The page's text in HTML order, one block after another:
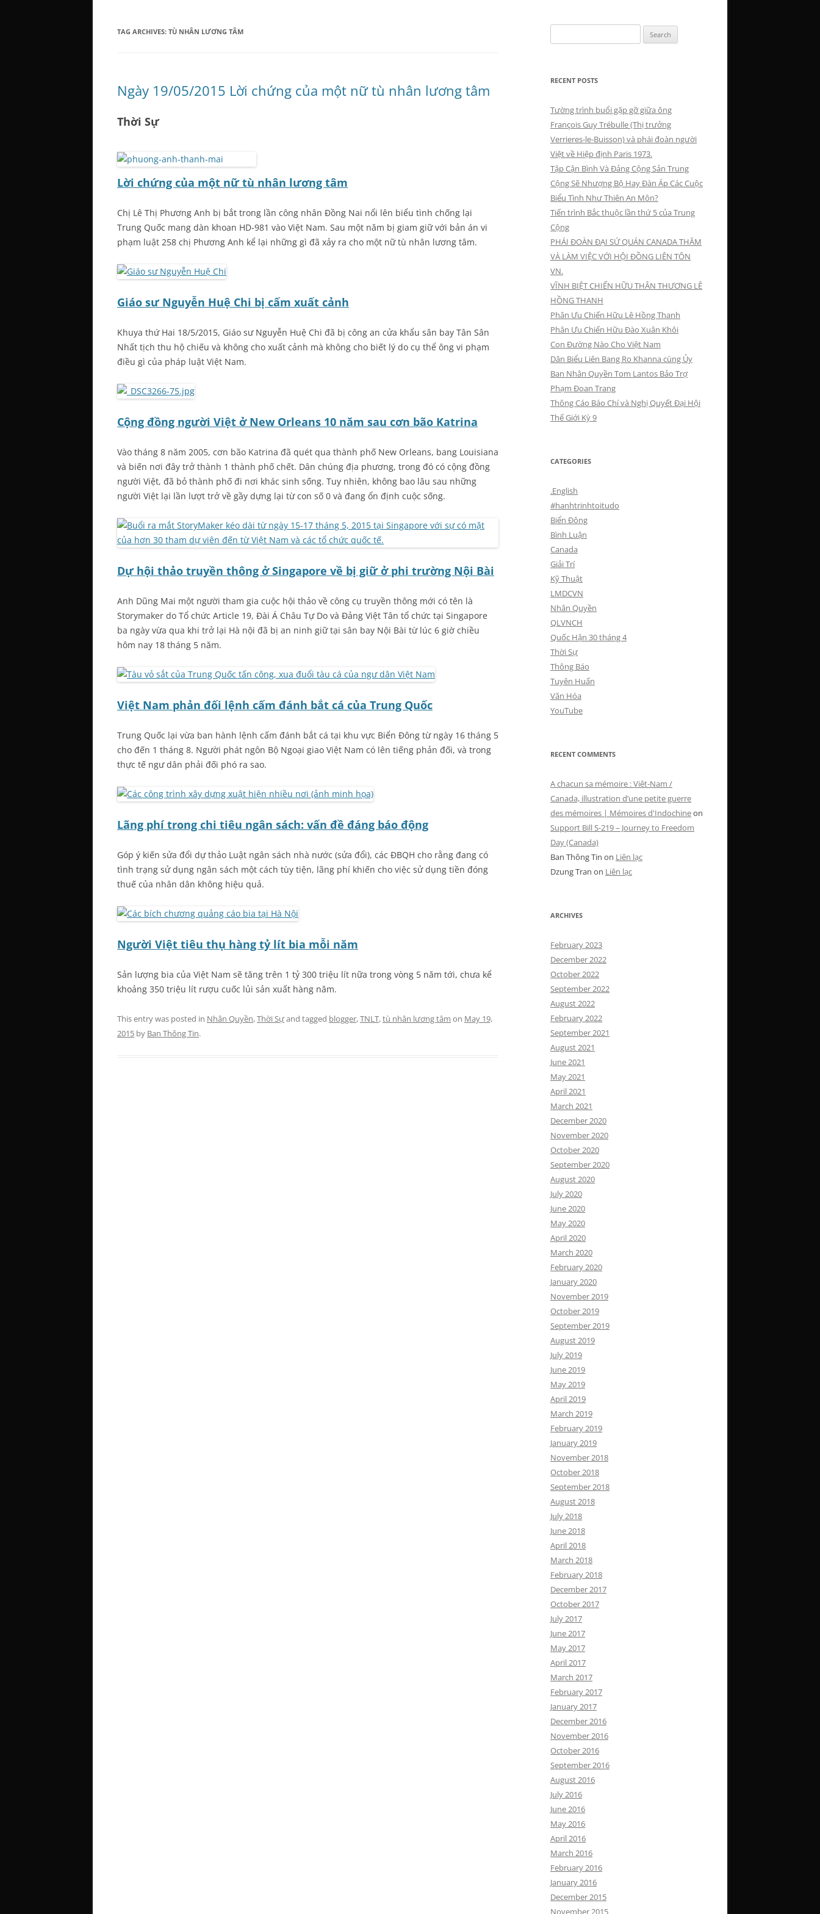
TAG ARCHIVES: TÙ NHÂN LƯƠNG TÂM
Ngày 19/05/2015 Lời chứng của một nữ tù nhân lương tâm
Thời Sự
Lời chứng của một nữ tù nhân lương tâm
Chị Lê Thị Phương Anh bị bắt trong lần công nhân Đồng Nai nổi lên biểu tình chống lại
Trung Quốc mang dàn khoan HD-981 vào Việt Nam. Sau một năm bị giam giữ với bản án vi
phạm luật 258 chị Phương Anh kể lại những gì đã xảy ra cho một nữ tù nhân lương tâm.
Giáo sư Nguyễn Huệ Chi bị cấm xuất cảnh
Khuya thứ Hai 18/5/2015, Giáo sư Nguyễn Huệ Chi đã bị công an cửa khẩu sân bay Tân Sân
Nhất tịch thu hộ chiếu và không cho xuất cảnh mà không cho biết lý do cụ thể ông vi phạm
điều gì của pháp luật Việt Nam.
Cộng đồng người Việt ở New Orleans 10 năm sau cơn bão Katrina
Vào tháng 8 năm 2005, cơn bão Katrina đã quét qua thành phố New Orleans, bang Louisiana
và biến nơi đây trở thành 1 thành phố chết. Dân chúng địa phương, trong đó có cộng đồng
người Việt, đã bỏ thành phố đi nơi khác sinh sống. Tuy nhiên, không bao lâu sau những
người Việt lại lần lượt trở về gầy dựng lại từ con số 0 và đang ổn định cuộc sống.
Dự hội thảo truyền thông ở Singapore về bị giữ ở phi trường Nội Bài
Anh Dũng Mai một người tham gia cuộc hội thảo về công cụ truyền thông mới có tên là
Storymaker do Tổ chức Article 19, Đài Á Châu Tự Do và Đảng Việt Tân tổ chức tại Singapore
ba ngày vừa qua khi trở lại Hà nội đã bị an ninh giữ tại sân bay Nội Bài từ lúc 6 giờ chiều
hôm nay 18 tháng 5 năm.
Việt Nam phản đối lệnh cấm đánh bắt cá của Trung Quốc
Trung Quốc lại vừa ban hành lệnh cấm đánh bắt cá tại khu vực Biển Đông từ ngày 16 tháng 5
cho đến 1 tháng 8. Người phát ngôn Bộ Ngoại giao Việt Nam có lên tiếng phản đối, và trong
thực tế ngư dân phải đối phó ra sao.
Lãng phí trong chi tiêu ngân sách: vấn đề đáng báo động
Góp ý kiến sửa đổi dự thảo Luật ngân sách nhà nước (sửa đổi), các ĐBQH cho rằng đang có
tình trạng sử dụng ngân sách một cách tùy tiện, lãng phí khiến cho việc sử dụng tiền đóng
thuế của nhân dân không hiệu quả.
Người Việt tiêu thụ hàng tỷ lít bia mỗi năm
Sản lượng bia của Việt Nam sẽ tăng trên 1 tỷ 300 triệu lít nữa trong vòng 5 năm tới, chưa kể
khoảng 350 triệu lít rượu cuốc lủi sản xuất hàng năm.
This entry was posted in Nhân Quyền,Thời Sựand tagged blogger,TNLT,tù nhân lương tâm on May 19,
2015 by Ban Thông Tin.
for:
RECENT POSTS
Tường trình buổi gặp gỡ giữa ông
François Guy Trébulle (Thị trưởng
Verrieres-le-Buisson) và phái đoàn người
Việt về Hiệp định Paris 1973.
Tập Cận Bình Và Đảng Cộng Sản Trung
Cộng Sẽ Nhượng Bộ Hay Đàn Áp Các Cuộc
Biểu Tình Như Thiên An Môn?
Tiến trình Bắc thuộc lần thứ 5 của Trung
Cộng
PHÁI ĐOÀN ĐẠI SỨ QUÁN CANADA THĂM
VÀ LÀM VIỆC VỚI HỘI ĐỒNG LIÊN TÔN
VN.
VĨNH BIỆT CHIẾN HỮU THÂN THƯƠNG LÊ
HỒNG THANH
Phân Ưu Chiến Hữu Lê Hồng Thanh
Phân Ưu Chiến Hữu Đào Xuân Khôi
Con Đường Nào Cho Việt Nam
Dân Biểu Liên Bang Ro Khanna cùng Ủy
Ban Nhân Quyền Tom Lantos Bảo Trợ
Phạm Đoan Trang
Thông Cáo Báo Chí và Nghị Quyết Đại Hội
Thế Giới Kỳ 9
CATEGORIES
.English
#hanhtrinhtoitudo
Biển Đông
Bình Luận
Canada
Giải Trí
Kỹ Thuật
LMDCVN
Nhân Quyền
QLVNCH
Quốc Hận 30 tháng 4
Thời Sự
Thông Báo
Tuyên Huấn
Văn Hóa
YouTube
RECENT COMMENTS
A chacun sa mémoire : Viêt-Nam /
Canada, illustration d’une petite guerre
des mémoires | Mémoires d'Indochineon
Support Bill S-219 – Journey to Freedom
Day (Canada)
Ban Thông Tin on Liên lạc
Dzung Tran on Liên lạc
ARCHIVES
February 2023
December 2022
October 2022
September 2022
August 2022
February 2022
September 2021
August 2021
June 2021
May 2021
April 2021
March 2021
December 2020
November 2020
October 2020
September 2020
August 2020
July 2020
June 2020
May 2020
April 2020
March 2020
February 2020
January 2020
November 2019
October 2019
September 2019
August 2019
July 2019
June 2019
May 2019
April 2019
March 2019
February 2019
January 2019
November 2018
October 2018
September 2018
August 2018
July 2018
June 2018
April 2018
March 2018
February 2018
December 2017
October 2017
July 2017
June 2017
May 2017
April 2017
March 2017
February 2017
January 2017
December 2016
November 2016
October 2016
September 2016
August 2016
July 2016
June 2016
May 2016
April 2016
March 2016
February 2016
January 2016
December 2015
November 2015